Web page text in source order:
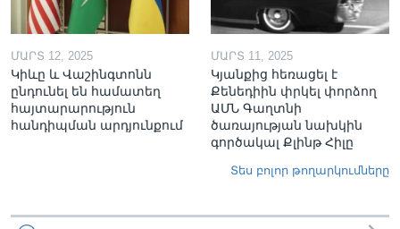
ՄԱՐՏ 12, 2025
Կիևը և Վաշինգտոնն
ընդունել են համատեղ
հայտարարություն
հանդիպման արդյունքում
ՄԱՐՏ 11, 2025
Կյանքից հեռացել է
Քենեդիին փրկել փորձող
ԱՄՆ Գաղտնի
ծառայության նախկին
գործակալ Քլինթ Հիլը
Տես բոլոր թողարկումները